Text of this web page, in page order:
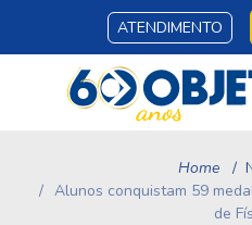
ATENDIMENTO
Home
Alunos conquistam 59
de